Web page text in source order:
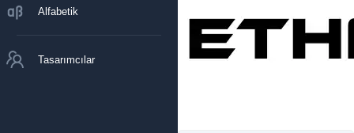
Alfabetik
Tasarımcılar